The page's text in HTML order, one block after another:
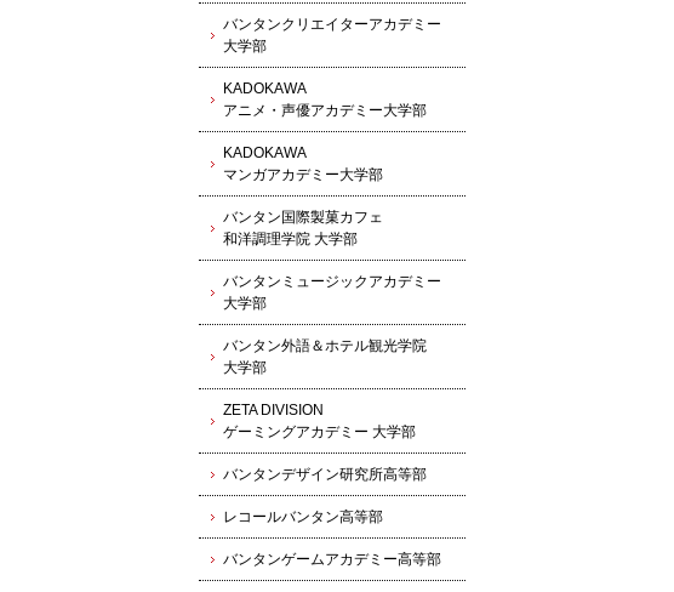
バンタンクリエイターアカデミー
大学部
KADOKAWA
アニメ・声優アカデミー大学部
KADOKAWA
マンガアカデミー大学部
バンタン国際製菓カフェ
和洋調理学院 大学部
バンタンミュージックアカデミー
大学部
バンタン外語＆ホテル観光学院
大学部
ZETA DIVISION
ゲーミングアカデミー 大学部
バンタンデザイン研究所高等部
レコールバンタン高等部
バンタンゲームアカデミー高等部